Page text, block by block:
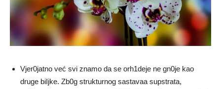
Vjer0jatno već svi znamo da se orh1deje ne gn0je kao
druge biIjke. Zb0g strukturnog sastavaa supstrata,